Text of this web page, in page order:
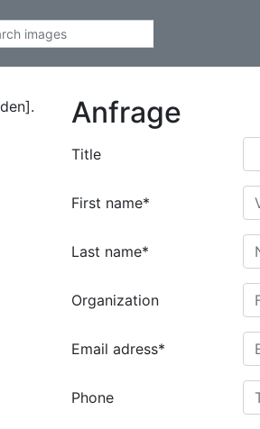
Anfrage
Title
First name*
Last name*
Organization
Email adress*
Phone